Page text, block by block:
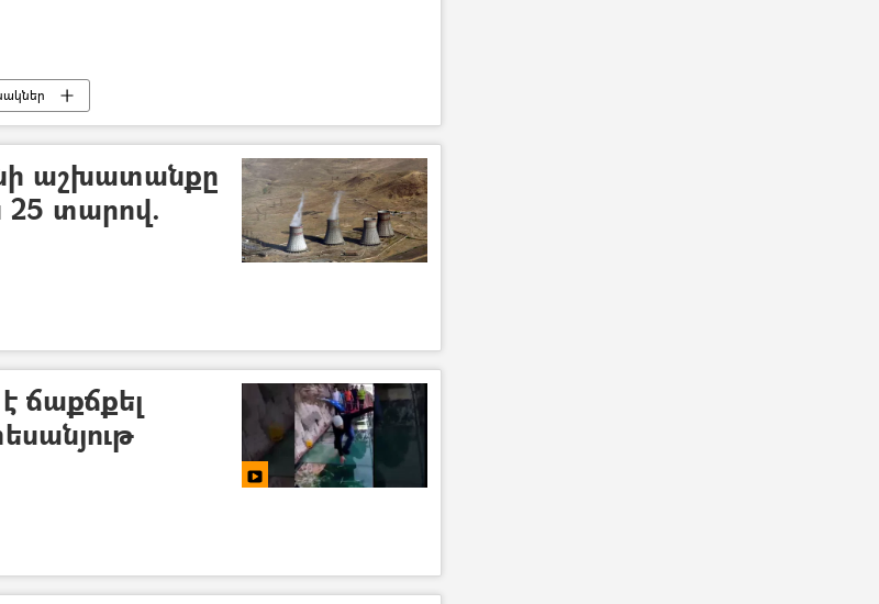
աշխատանքը
25 տարով.
ճաքճքել